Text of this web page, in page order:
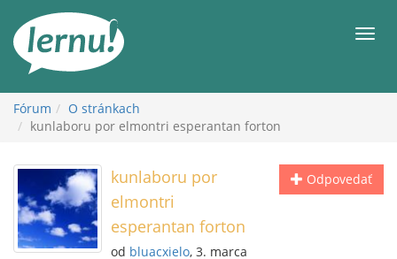
obsah
Fórum
O stránkach
kunlaboru por elmontri esperantan forton
Odpovedať
kunlaboru por
elmontri
esperantan forton
od bluacxielo, 3. marca